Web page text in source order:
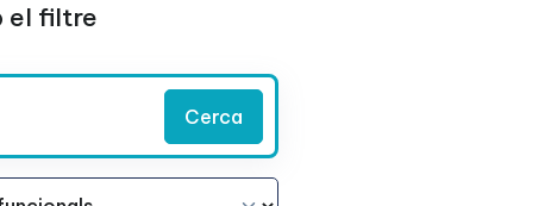
el filtre
Cerca